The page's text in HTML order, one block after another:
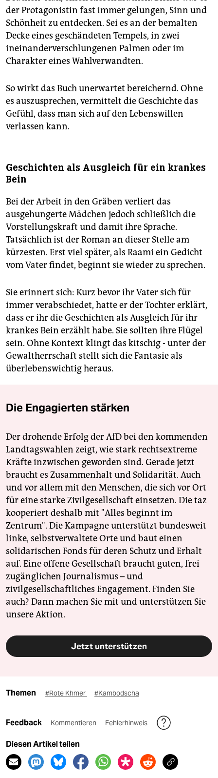
der Protagonistin fast immer gelungen, Sinn und
Schönheit zu entdecken. Sei es an der bemalten
Decke eines geschändeten Tempels, in zwei
ineinanderverschlungenen Palmen oder im
Charakter eines Wahlverwandten.
So wirkt das Buch unerwartet bereichernd. Ohne
es auszusprechen, vermittelt die Geschichte das
Gefühl, dass man sich auf den Lebenswillen
verlassen kann.
Geschichten als Ausgleich für ein krankes
Bein
Bei der Arbeit in den Gräben verliert das
ausgehungerte Mädchen jedoch schließlich die
Vorstellungskraft und damit ihre Sprache.
Tatsächlich ist der Roman an dieser Stelle am
kürzesten. Erst viel später, als Raami ein Gedicht
vom Vater findet, beginnt sie wieder zu sprechen.
Sie erinnert sich: Kurz bevor ihr Vater sich für
immer verabschiedet, hatte er der Tochter erklärt,
dass er ihr die Geschichten als Ausgleich für ihr
krankes Bein erzählt habe. Sie sollten ihre Flügel
sein. Ohne Kontext klingt das kitschig - unter der
Gewaltherrschaft stellt sich die Fantasie als
überlebenswichtig heraus.
Die Engagierten stärken
Der drohende Erfolg der AfD bei den kommenden
Landtagswahlen zeigt, wie stark rechtsextreme
Kräfte inzwischen geworden sind. Gerade jetzt
braucht es Zusammenhalt und Solidarität. Auch
und vor allem mit den Menschen, die sich vor Ort
für eine starke Zivilgesellschaft einsetzen. Die taz
kooperiert deshalb mit "Alles beginnt im
Zentrum". Die Kampagne unterstützt bundesweit
linke, selbstverwaltete Orte und baut einen
solidarischen Fonds für deren Schutz und Erhalt
auf. Eine offene Gesellschaft braucht guten, frei
zugänglichen Journalismus – und
zivilgesellschaftliches Engagement. Finden Sie
auch? Dann machen Sie mit und unterstützen Sie
unsere Aktion.
Jetzt unterstützen
Themen #Rote Khmer #Kambodscha
Feedback Kommentieren Fehlerhinweis
Diesen Artikel teilen